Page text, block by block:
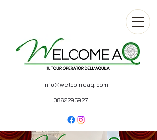
info@welcomeaq.com
0862295927